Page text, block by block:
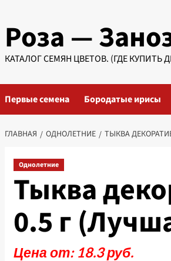
содержимому
Роза —
КАТАЛОГ СЕМЯН ЦВЕТОВ. (ГДЕ КУПИТЬ
Первые семена Бородатые ирисы
ГЛАВНАЯ ОДНОЛЕТНИЕ ТЫКВА
Однолетние
Тыква
0.5 г
Цена от: 18.3 руб.